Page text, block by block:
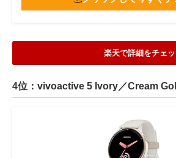
楽天で詳細をチェ
4位：vivoactive 5 Ivory／Cream